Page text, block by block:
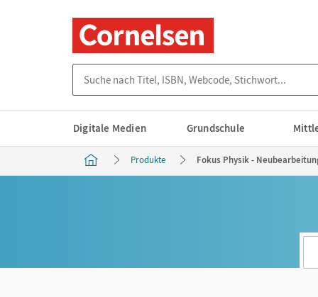
Digitale Medien Grundschule
Produkte Fokus Physik -